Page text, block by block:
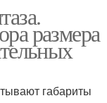
размера
габариты